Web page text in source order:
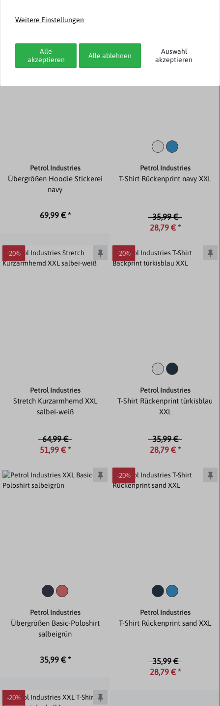
Petrol Industries
Übergrößen Hoodie Stickerei
navy
69,99 € *
Petrol Industries
T-Shirt Rückenprint navy XXL
35,99 €
28,79 € *
-20%
Petrol Industries
Stretch Kurzarmhemd XXL
salbei-weiß
64,99 €
51,99 € *
-20%
Petrol Industries
T-Shirt Rückenprint türkisblau
XXL
35,99 €
28,79 € *
Petrol Industries
Übergrößen Basic-Poloshirt
salbeigrün
35,99 € *
-20%
Petrol Industries
T-Shirt Rückenprint sand XXL
35,99 €
28,79 € *
-20%
Weitere Einstellungen
Alle
akzeptieren
Alle ablehnen
Auswahl
akzeptieren